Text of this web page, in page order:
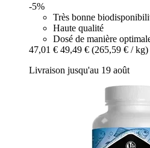
-5%
Très bonne
Haute qualité
Dosé de manière
47,01 € 49,49 € (265,59 € / kg)
Livraison jusqu'au 19 août